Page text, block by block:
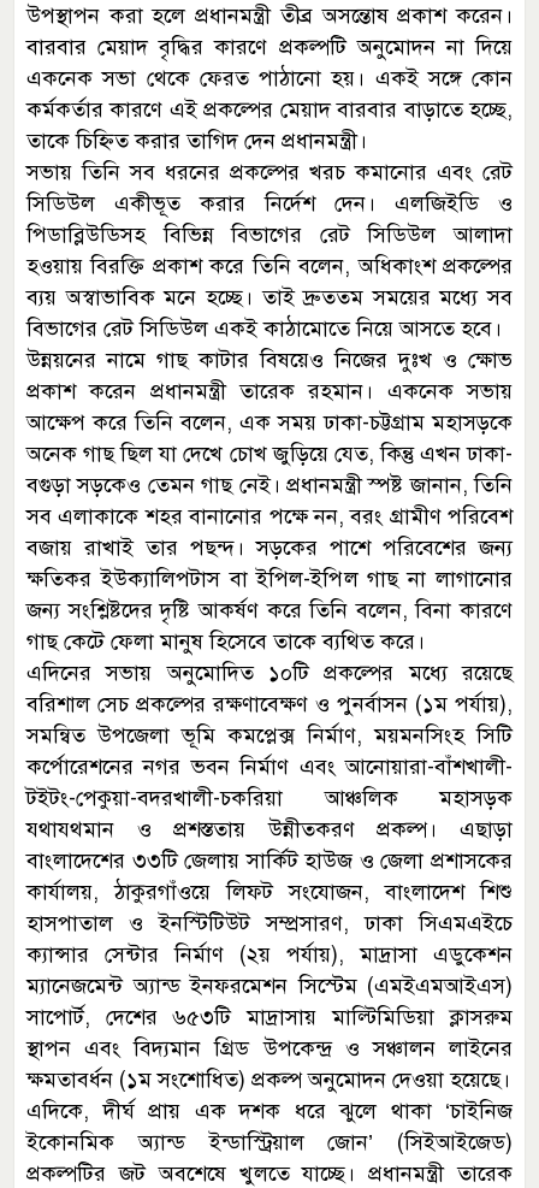
উপস্থাপন করা হলে প্রধানমন্ত্রী তীব্র অসন্তোষ প্রকাশ করেন।
বারবার মেয়াদ বৃদ্ধির কারণে প্রকল্পটি অনুমোদন না দিয়ে
একনেক সভা থেকে ফেরত পাঠানো হয়। একই সঙ্গে কোন
কর্মকর্তার কারণে এই প্রকল্পের মেয়াদ বারবার বাড়াতে হচ্ছে,
তাকে চিহ্নিত করার তাগিদ দেন প্রধানমন্ত্রী।
সভায় তিনি সব ধরনের প্রকল্পের খরচ কমানোর এবং রেট
সিডিউল একীভূত করার নির্দেশ দেন। এলজিইডি ও
পিডাব্লিউডিসহ বিভিন্ন বিভাগের রেট সিডিউল আলাদা
হওয়ায় বিরক্তি প্রকাশ করে তিনি বলেন, অধিকাংশ প্রকল্পের
ব্যয় অস্বাভাবিক মনে হচ্ছে। তাই দ্রুততম সময়ের মধ্যে সব
বিভাগের রেট সিডিউল একই কাঠামোতে নিয়ে আসতে হবে।
উন্নয়নের নামে গাছ কাটার বিষয়েও নিজের দুঃখ ও ক্ষোভ
প্রকাশ করেন প্রধানমন্ত্রী তারেক রহমান। একনেক সভায়
আক্ষেপ করে তিনি বলেন, এক সময় ঢাকা-চট্টগ্রাম মহাসড়কে
অনেক গাছ ছিল যা দেখে চোখ জুড়িয়ে যেত, কিন্তু এখন ঢাকা-
বগুড়া সড়কেও তেমন গাছ নেই। প্রধানমন্ত্রী স্পষ্ট জানান, তিনি
সব এলাকাকে শহর বানানোর পক্ষে নন, বরং গ্রামীণ পরিবেশ
বজায় রাখাই তার পছন্দ। সড়কের পাশে পরিবেশের জন্য
ক্ষতিকর ইউক্যালিপটাস বা ইপিল-ইপিল গাছ না লাগানোর
জন্য সংশ্লিষ্টদের দৃষ্টি আকর্ষণ করে তিনি বলেন, বিনা কারণে
গাছ কেটে ফেলা মানুষ হিসেবে তাকে ব্যথিত করে।
এদিনের সভায় অনুমোদিত ১০টি প্রকল্পের মধ্যে রয়েছে
বরিশাল সেচ প্রকল্পের রক্ষণাবেক্ষণ ও পুনর্বাসন (১ম পর্যায়),
সমন্বিত উপজেলা ভূমি কমপ্লেক্স নির্মাণ, ময়মনসিংহ সিটি
কর্পোরেশনের নগর ভবন নির্মাণ এবং আনোয়ারা-বাঁশখালী-
টইটং-পেকুয়া-বদরখালী-চকরিয়া আঞ্চলিক মহাসড়ক
যথাযথমান ও প্রশস্ততায় উন্নীতকরণ প্রকল্প। এছাড়া
বাংলাদেশের ৩৩টি জেলায় সার্কিট হাউজ ও জেলা প্রশাসকের
কার্যালয়, ঠাকুরগাঁওয়ে লিফট সংযোজন, বাংলাদেশ শিশু
হাসপাতাল ও ইনস্টিটিউট সম্প্রসারণ, ঢাকা সিএমএইচে
ক্যান্সার সেন্টার নির্মাণ (২য় পর্যায়), মাদ্রাসা এডুকেশন
ম্যানেজমেন্ট অ্যান্ড ইনফরমেশন সিস্টেম (এমইএমআইএস)
সাপোর্ট, দেশের ৬৫৩টি মাদ্রাসায় মাল্টিমিডিয়া ক্লাসরুম
স্থাপন এবং বিদ্যমান গ্রিড উপকেন্দ্র ও সঞ্চালন লাইনের
ক্ষমতাবর্ধন (১ম সংশোধিত) প্রকল্প অনুমোদন দেওয়া হয়েছে।
এদিকে, দীর্ঘ প্রায় এক দশক ধরে ঝুলে থাকা ‘চাইনিজ
ইকোনমিক অ্যান্ড ইন্ডাস্ট্রিয়াল জোন’ (সিইআইজেড)
প্রকল্পটির জট অবশেষে খুলতে যাচ্ছে। প্রধানমন্ত্রী তারেক